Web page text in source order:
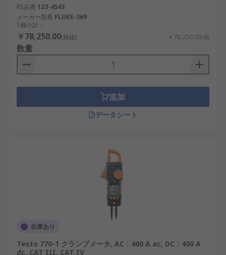
RS品番 123-4543
メーカー型番 FLUKE-369
1個小計：
￥78,250.00(税抜) ￥78,250.00/個
数量
追加
データシート
在庫あり
Testo 770-1 クランプメータ, AC：400 A ac, DC：400 A
dc, CAT III, CAT IV